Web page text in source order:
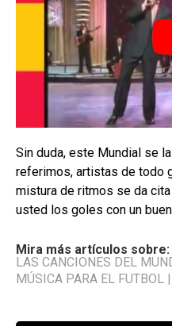
Sin duda, este Mundial se
referimos, artistas de todo
mistura de ritmos se da
usted los goles con un
Mira más artículos sobre:
LAS CANCIONES DEL
MÚSICA PARA EL FUTBOL